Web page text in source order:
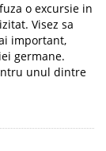
o excursie in
Visez sa
important,
germane.
unul dintre